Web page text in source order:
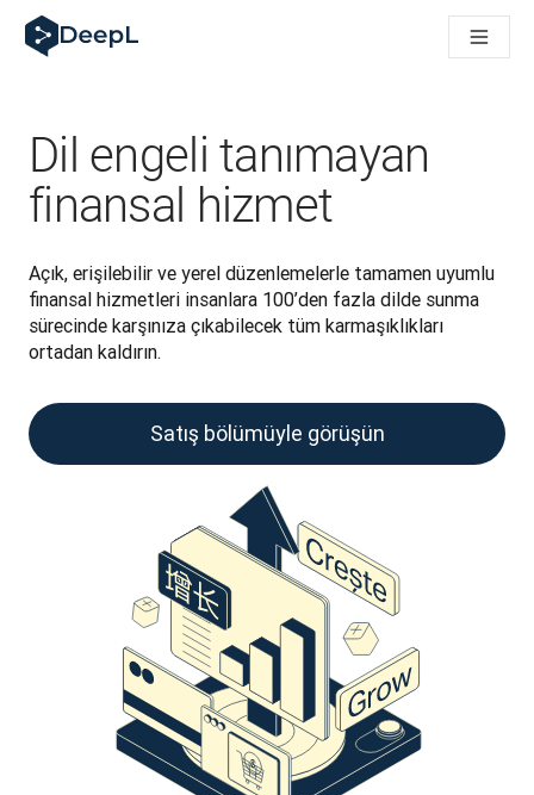
AI ajanları için DeepL
DeepL Translation Flow: Önemli kullanım senaryoları ve
Kurumsal Dil Yapay Zekasında Güvenin Şifresini Çözmek.
DeepL için Çeviri Kalite Değerlendirmesini Nasıl Geliştiriyoruz
Yüksek kaliteli metin çevirisinden gerçek zamanlı ses
Dil engeli tanımayan
finansal hizmet
Açık, erişilebilir ve yerel düzenlemelerle tamamen uyumlu
finansal hizmetleri insanlara 100’den fazla dilde sunma
sürecinde karşınıza çıkabilecek tüm karmaşıklıkları
ortadan kaldırın.
Satış bölümüyle görüşün